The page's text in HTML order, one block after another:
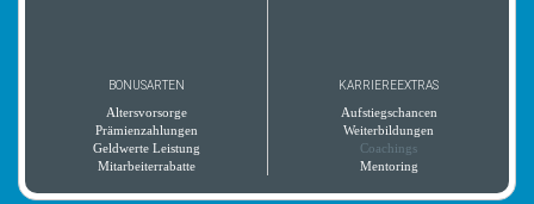
BONUSARTEN
Altersvorsorge
Prämienzahlungen
Geldwerte Leistung
Mitarbeiterrabatte
KARRIEREEXTRAS
Aufstiegschancen
Weiterbildungen
Coachings
Mentoring